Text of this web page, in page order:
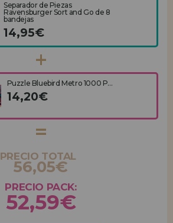
Separador de Piezas
Ravensburger Sort and Go de 8
bandejas
14,95€
Puzzle Bluebird Metro 1000 P...
14,20€
PRECIO TOTAL
56,05€
PRECIO PACK:
52,59€